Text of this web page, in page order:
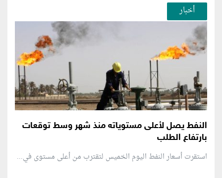
أخبار
النفط يصل لأعلى مستوياته منذ شهر وسط توقعات
بارتفاع الطلب
استقرت أسعار النفط اليوم الخميس لتقترب من أعلى مستوى في...